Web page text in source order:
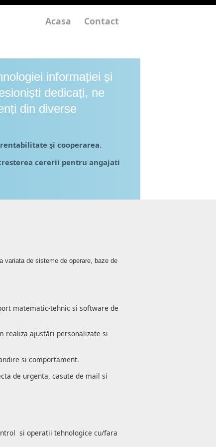
Acasa Contact
informației și
dedicați, ne
din diverse
şi cooperarea.
cererii pentru angajati
variata de sisteme de operare, baze de
matematic-tehnic si software de
realiza ajustări personalizate si
si comportament.
de urgenta, casute de mail si
si operatii tehnologice cu/fara